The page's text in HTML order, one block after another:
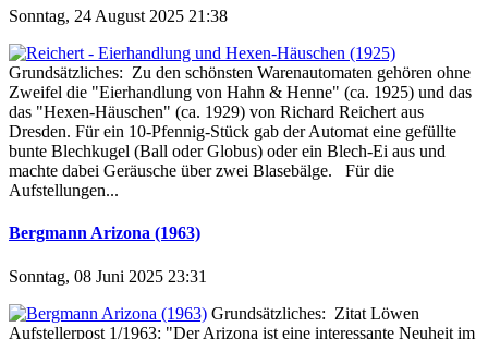
Sonntag, 24 August 2025 21:38
Grundsätzliches: Zu den schönsten Warenautomaten gehören ohne
Zweifel die "Eierhandlung von Hahn & Henne" (ca. 1925) und das
das "Hexen-Häuschen" (ca. 1929) von Richard Reichert aus
Dresden. Für ein 10-Pfennig-Stück gab der Automat eine gefüllte
bunte Blechkugel (Ball oder Globus) oder ein Blech-Ei aus und
machte dabei Geräusche über zwei Blasebälge. Für die
Aufstellungen...
Bergmann Arizona (1963)
Sonntag, 08 Juni 2025 23:31
Grundsätzliches: Zitat Löwen
Aufstellerpost 1/1963: "Der Arizona ist eine interessante Neuheit im